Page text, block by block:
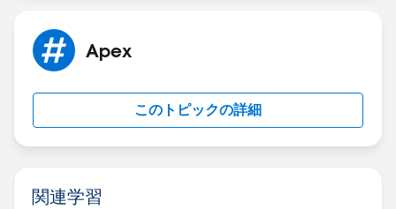
}
>>https://www.minddigital.com/how-to-call-batch-
apex-by-scheduler-class-within-salesforce/
Looking forward for your response.
Anutej
Apex
このトピックの詳細
関連学習